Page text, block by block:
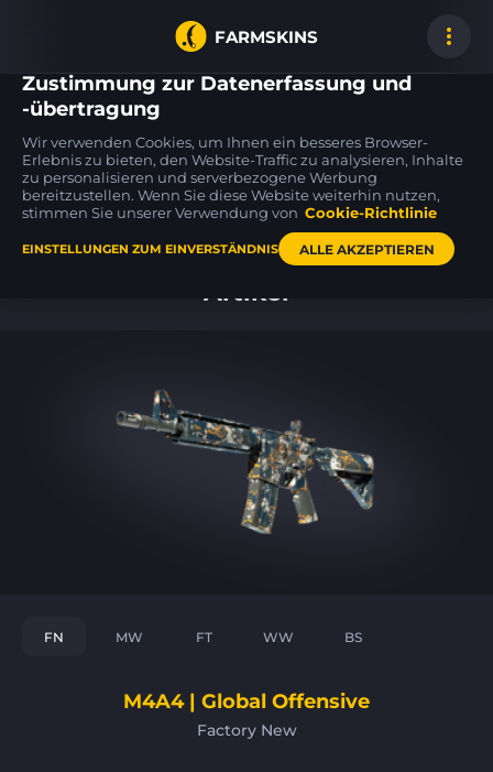
FARMSKINS
0
P90
Grim MW 0
Five-SeveN
Scrawl FT 29
Dual Berettas
Cobalt Quartz
Artikel
FN MW FT WW BS
M4A4 | Global Offensive
Factory New
Zustimmung zur Datenerfassung und
-übertragung
Wir verwenden Cookies, um Ihnen ein besseres Browser-
Erlebnis zu bieten, den Website-Traffic zu analysieren, Inhalte
zu personalisieren und serverbezogene Werbung
bereitzustellen. Wenn Sie diese Website weiterhin nutzen,
stimmen Sie unserer Verwendung von Cookie-Richtlinie
EINSTELLUNGEN ZUM EINVERSTÄNDNIS ALLE AKZEPTIEREN